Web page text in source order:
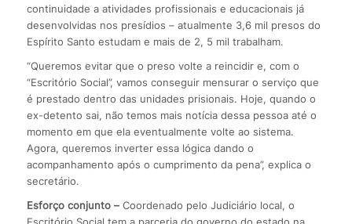
continuidade a atividades profissionais e educacionais já
desenvolvidas nos presídios – atualmente 3,6 mil presos do
Espírito Santo estudam e mais de 2, 5 mil trabalham.
“Queremos evitar que o preso volte a reincidir e, com o
“Escritório Social”, vamos conseguir mensurar o serviço que
é prestado dentro das unidades prisionais. Hoje, quando o
ex-detento sai, não temos mais notícia dessa pessoa até o
momento em que ela eventualmente volte ao sistema.
Agora, queremos inverter essa lógica dando o
acompanhamento após o cumprimento da pena”, explica o
secretário.
Esforço conjunto – Coordenado pelo Judiciário local, o